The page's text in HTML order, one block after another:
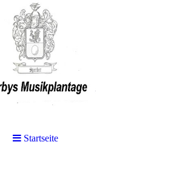
Startseite